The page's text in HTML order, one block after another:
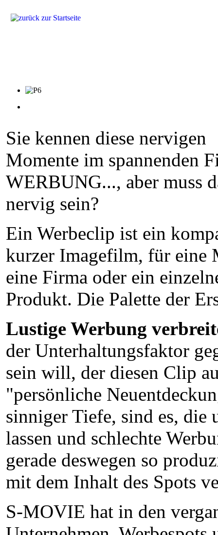
Sie kennen diese nervigen
Momente im spannenden
WERBUNG..., aber muss
nervig sein?
Ein Werbeclip ist ein
kurzer Imagefilm, für eine
eine Firma oder ein
Produkt. Die Palette der
Lustige Werbung
der Unterhaltungsfaktor
sein will, der diesen Clip
"persönliche
sinniger Tiefe, sind es, die
lassen und schlechte
gerade deswegen so
mit dem Inhalt des Spots
S-MOVIE hat in den